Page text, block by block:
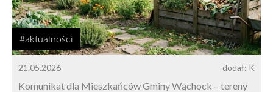
#aktualności
21.05.2026 dodał: K
Komunikat dla Mieszkańców Gminy Wąchock – tereny